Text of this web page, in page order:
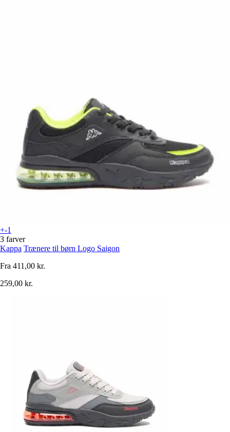
+-1
3 farver
Kappa Trænere til børn Logo Saigon
Fra 411,00 kr.
259,00 kr.